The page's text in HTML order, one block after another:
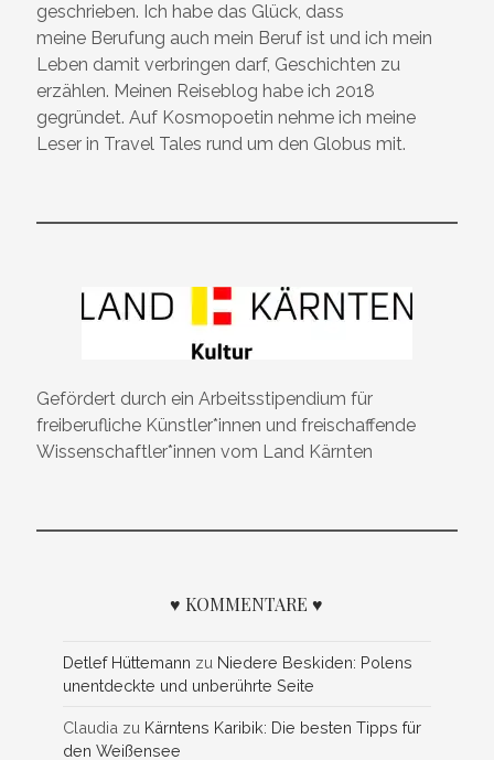
geschrieben. Ich habe das Glück, dass
meine Berufung auch mein Beruf ist und ich mein
Leben damit verbringen darf, Geschichten zu
erzählen. Meinen Reiseblog habe ich 2018
gegründet. Auf Kosmopoetin nehme ich meine
Leser in Travel Tales rund um den Globus mit.
Gefördert durch ein Arbeitsstipendium für
freiberufliche Künstler*innen und freischaffende
Wissenschaftler*innen vom Land Kärnten
♥ KOMMENTARE ♥
Detlef Hüttemann zu Niedere Beskiden: Polens
unentdeckte und unberührte Seite
Claudia zu Kärntens Karibik: Die besten Tipps für
den Weißensee